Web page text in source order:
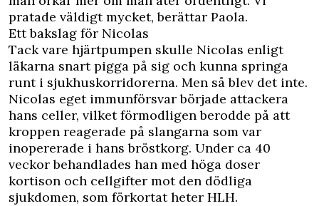
pratade väldigt mycket, berättar Paola.
Ett bakslag för Nicolas
Tack vare hjärtpumpen skulle Nicolas enligt
läkarna snart pigga på sig och kunna springa
runt i sjukhuskorridorerna. Men så blev det inte.
Nicolas eget immunförsvar började attackera
hans celler, vilket förmodligen berodde på att
kroppen reagerade på slangarna som var
inopererade i hans bröstkorg. Under ca 40
veckor behandlades han med höga doser
kortison och cellgifter mot den dödliga
sjukdomen, som förkortat heter HLH.